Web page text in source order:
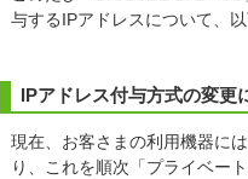
与するIPアドレスについて、
IPアドレス付与方式の変更
現在、お客さまの利用機器に
り、これを順次「プライベー